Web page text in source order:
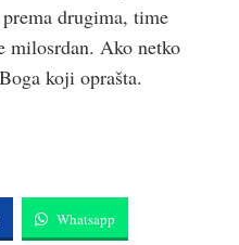
drugima, time
milosrdan. Ako netko
koji oprašta.
Whatsapp